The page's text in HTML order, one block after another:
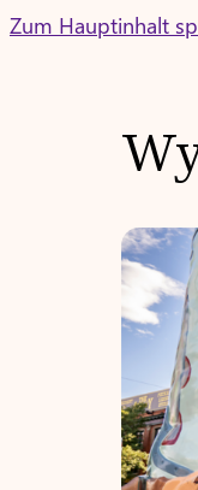
Skip
Zum Hauptinhalt